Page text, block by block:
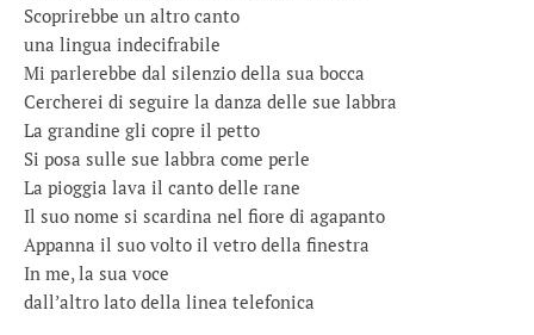
Scoprirebbe un altro canto
una lingua indecifrabile
Mi parlerebbe dal silenzio della sua bocca
Cercherei di seguire la danza delle sue labbra
La grandine gli copre il petto
Si posa sulle sue labbra come perle
La pioggia lava il canto delle rane
Il suo nome si scardina nel fiore di agapanto
Appanna il suo volto il vetro della finestra
In me, la sua voce
dall’altro lato della linea telefonica